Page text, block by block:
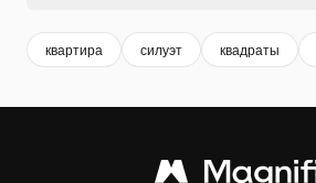
квартира силуэт квадраты